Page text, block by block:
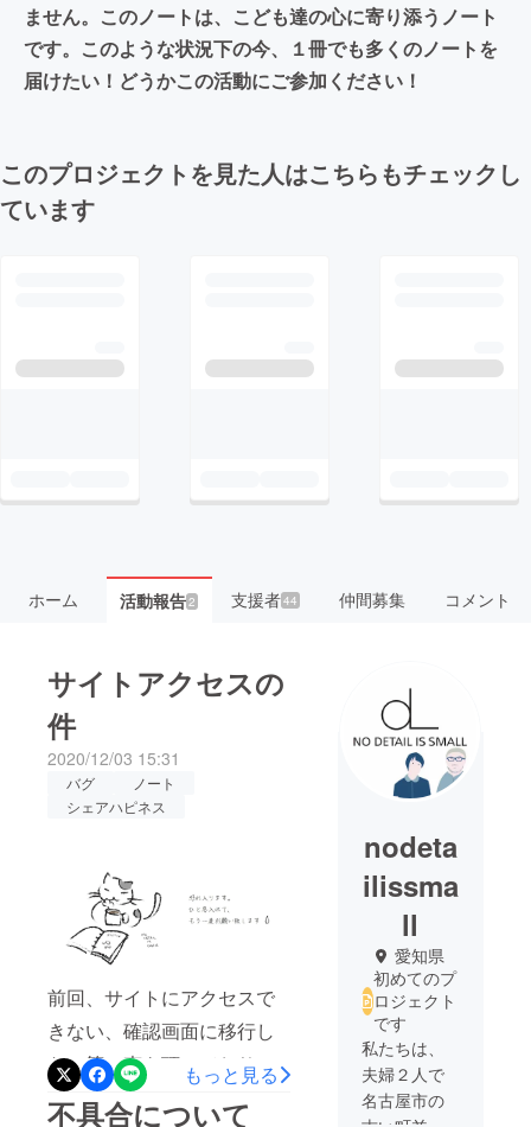
ません。このノートは、こども達の心に寄り添うノート
です。このような状況下の今、１冊でも多くのノートを
届けたい！どうかこの活動にご参加ください！
このプロジェクトを見た人はこちらもチェックし
ています
ホーム 活動報告2 支援者44 仲間募集 コメント
サイトアクセスの
件
2020/12/03 15:31
バグ
ノート
シェアハピネス
前回、サイトにアクセスで
きない、確認画面に移行し
ない等の声を頂いておりま
した。運営側に問い合わせ
もっと見る
不具合について
nodeta
ilissma
ll
愛知県
初めてのプ
ロジェクト
です
私たちは、
夫婦２人で
名古屋市の